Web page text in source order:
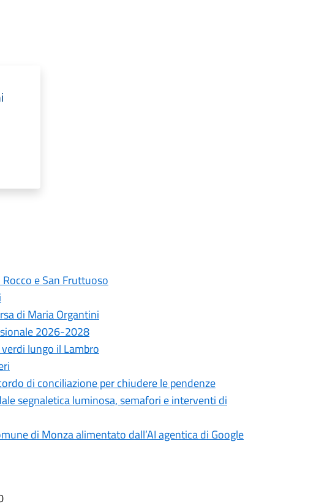
e San Fruttuoso
di Maria Organtini
2026-2028
lungo il Lambro
di conciliazione per chiudere le pendenze
segnaletica luminosa, semafori e interventi di
di Monza alimentato dall’AI agentica di Google